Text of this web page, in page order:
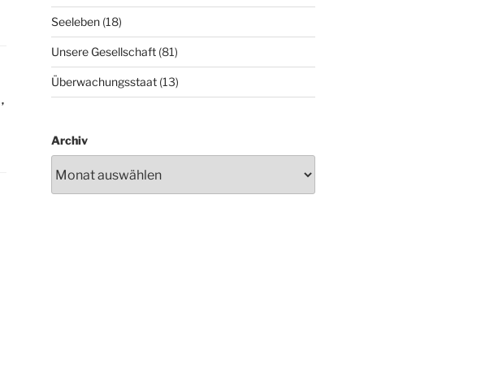
,
Seeleben(18)
Unsere Gesellschaft(81)
Überwachungsstaat(13)
Archiv